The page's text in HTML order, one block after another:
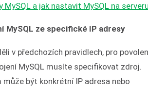
MySQL a jak nastavit MySQL na
MySQL ze specifické IP adresy
v předchozích pravidlech, pro
MySQL musíte specifikovat zdroj.
být konkrétní IP adresa nebo